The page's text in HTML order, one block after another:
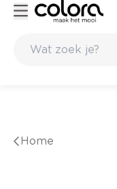
Home